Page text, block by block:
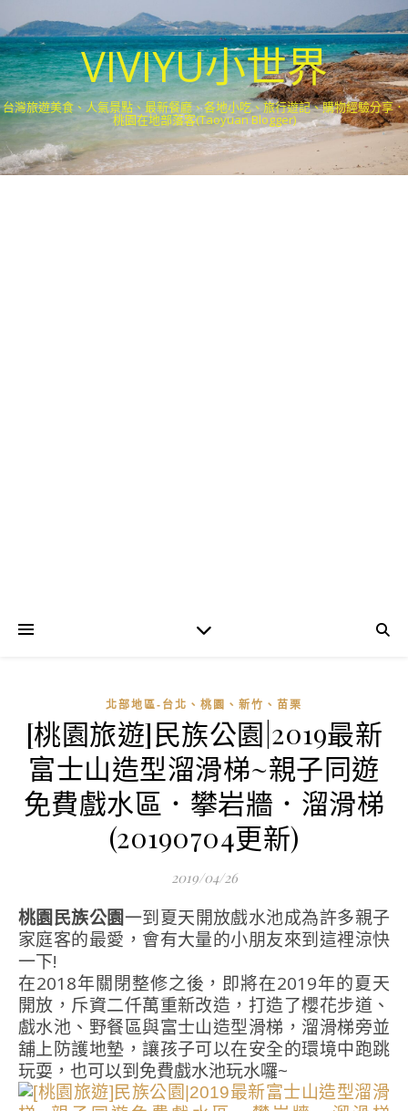
VIVIYU小世界
台灣旅遊美食、人氣景點、最新餐廳、各地小吃、旅行遊記、購物經驗分享．
桃園在地部落客(Taoyuan Blogger)
北部地區-台北、桃園、新竹、苗栗
[桃園旅遊]民族公園|2019最新
富士山造型溜滑梯~親子同遊
免費戲水區．攀岩牆．溜滑梯
(20190704更新)
2019/04/26
桃園民族公園一到夏天開放戲水池成為許多親子
家庭客的最愛，會有大量的小朋友來到這裡涼快
一下!
在2018年關閉整修之後，即將在2019年的夏天
開放，斥資二仟萬重新改造，打造了櫻花步道、
戲水池、野餐區與富士山造型滑梯，溜滑梯旁並
舖上防護地墊，讓孩子可以在安全的環境中跑跳
玩耍，也可以到免費戲水池玩水囉~